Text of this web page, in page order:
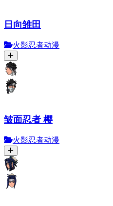
日向雏田
火影忍者动漫
皱面忍者 樱
火影忍者动漫